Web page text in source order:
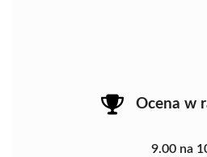
Ocena w
9.00 na